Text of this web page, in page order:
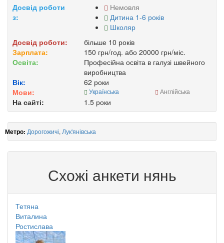
Досвід роботи
з:
Немовля
Дитина 1-6 років
Школяр
Досвід роботи:
більше 10 років
Зарплата:
150 грн/год. або 20000 грн/міс.
Освіта:
Професійна освіта в галузі швейного
виробництва
Вік:
62 роки
Мови:
Українська Англійська
На сайті: 1.5 роки
Метро: Дорогожичі, Лук'янівська
Схожі анкети нянь
Тетяна
Виталина
Ростислава